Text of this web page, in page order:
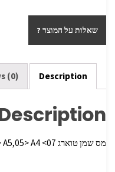
b
o
o
k
tt
er
ar
e
שאלות על המוצר ?
Description
(0)
מס שמן טוארג A4 <07